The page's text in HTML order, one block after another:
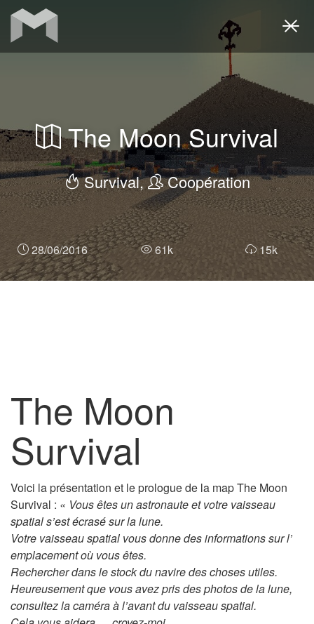
The Moon Survival
Survival, Coopération
28/06/2016 61k 15k
The Moon
Survival
Voici la présentation et le prologue de la map The Moon
Survival : « Vous êtes un astronaute et votre vaisseau
spatial s’est écrasé sur la lune.
Votre vaisseau spatial vous donne des informations sur l’
emplacement où vous êtes.
Rechercher dans le stock du navire des choses utiles.
Heureusement que vous avez pris des photos de la lune,
consultez la caméra à l’avant du vaisseau spatial.